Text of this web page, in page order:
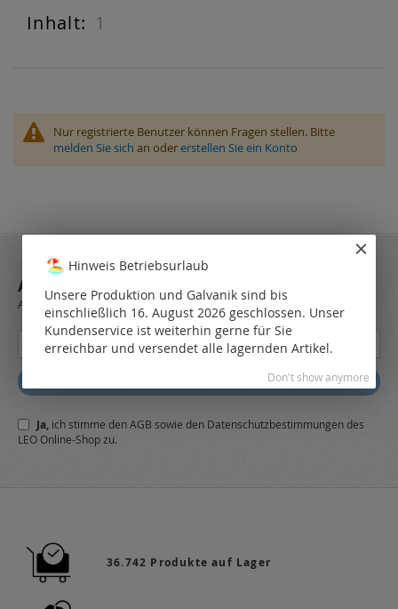
Weiter
1
Nur registrierte Benutzer können Fragen stellen. Bitte
melden Sie sich an odererstellen Sie ein Konto
ABONNIEREN SIE UNSEREN NEWSLETTER
Always stay up to date and find out what's new from the very first hand.
Melden
sich
für
Newsletter
a:
Ja, ich stimme denAGB sowie den Datenschutzbestimmungendes
LEO Online-Shop zu.
36.742 Produkte auf Lager
Hinweis Betriebsurlaub
Unsere Produktion und Galvanik sind bis
einschließlich 16. August 2026 geschlossen. Unser
Kundenservice ist weiterhin gerne für Sie
erreichbar und versendet alle lagernden Artikel.
Don't show anymore